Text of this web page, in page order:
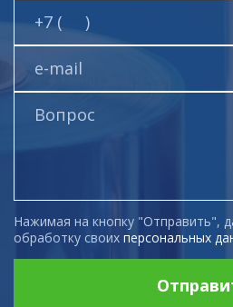
Нажимая на кнопку "Отправить",
обработку своих персональных